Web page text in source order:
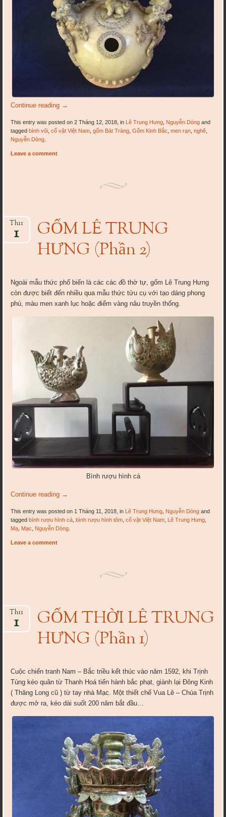
Continue reading →
This entry was posted on 2 Tháng 12, 2018, in Lê Trung Hưng Nguyễn Dòng and
taggedbình vôi ,cổ vật Việt Nam ,gốm Bát Tràng ,Gốm Kinh Bắc ,men rạn ,nghê
Nguyễn Dòng
Leave a comment
GỐM LÊ TRUNG
HƯNG (Phần 2)
Th11
1
Ngoài mẫu thức phổ biến là các các đồ thờ tự, gốm Lê Trung Hưng
còn được biết đến nhiều qua mẫu thức tửu cụ với tạo dáng phong
phú, màu men xanh lục hoặc điểm vàng nâu truyền thống.
Bình rượu hình cá
Continue reading →
This entry was posted on 1 Tháng 11, 2018, in Lê Trung Hưng Nguyễn Dòng and
taggedbình rượu hình cá ,bình rượu hình tôm ,cổ vật Việt Nam Lê Trung Hưng
Mạ Mạc Nguyễn Dòng
Leave a comment
GỐM THỜI LÊ TRUNG
HƯNG (Phần 1)
Th11
1
Cuộc chiến tranh Nam – Bắc triều kết thúc vào năm 1592, khi Trịnh
Tùng kéo quân từ Thanh Hoá tiến hành bắc phạt, giành lại Đông Kinh
( Thăng Long cũ ) từ tay nhà Mạc. Một thiết chế Vua Lê – Chúa Trịnh
được mở ra, kéo dài suốt 200 năm bắt đầu…